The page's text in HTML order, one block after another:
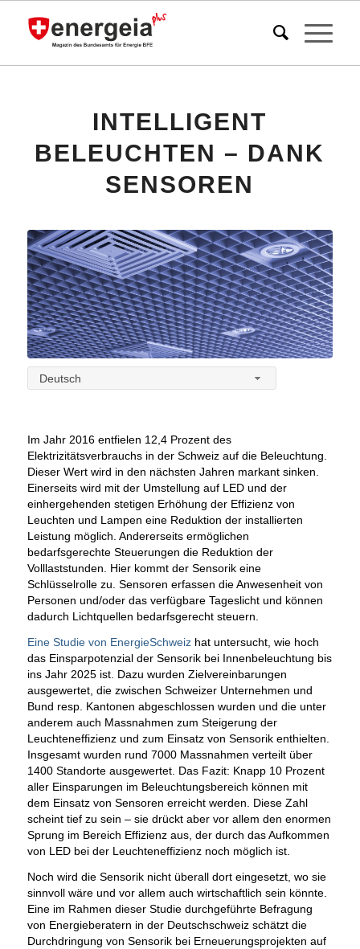
INTELLIGENT
BELEUCHTEN – DANK
SENSOREN
Deutsch
Im Jahr 2016 entfielen 12,4 Prozent des
Elektrizitätsverbrauchs in der Schweiz auf die Beleuchtung.
Dieser Wert wird in den nächsten Jahren markant sinken.
Einerseits wird mit der Umstellung auf LED und der
einhergehenden stetigen Erhöhung der Effizienz von
Leuchten und Lampen eine Reduktion der installierten
Leistung möglich. Andererseits ermöglichen
bedarfsgerechte Steuerungen die Reduktion der
Volllaststunden. Hier kommt der Sensorik eine
Schlüsselrolle zu. Sensoren erfassen die Anwesenheit von
Personen und/oder das verfügbare Tageslicht und können
dadurch Lichtquellen bedarfsgerecht steuern.
Eine Studie von EnergieSchweizhat untersucht, wie hoch
das Einsparpotenzial der Sensorik bei Innenbeleuchtung bis
ins Jahr 2025 ist. Dazu wurden Zielvereinbarungen
ausgewertet, die zwischen Schweizer Unternehmen und
Bund resp. Kantonen abgeschlossen wurden und die unter
anderem auch Massnahmen zum Steigerung der
Leuchteneffizienz und zum Einsatz von Sensorik enthielten.
Insgesamt wurden rund 7000 Massnahmen verteilt über
1400 Standorte ausgewertet. Das Fazit: Knapp 10 Prozent
aller Einsparungen im Beleuchtungsbereich können mit
dem Einsatz von Sensoren erreicht werden. Diese Zahl
scheint tief zu sein – sie drückt aber vor allem den enormen
Sprung im Bereich Effizienz aus, der durch das Aufkommen
von LED bei der Leuchteneffizienz noch möglich ist.
Noch wird die Sensorik nicht überall dort eingesetzt, wo sie
sinnvoll wäre und vor allem auch wirtschaftlich sein könnte.
Eine im Rahmen dieser Studie durchgeführte Befragung
von Energieberatern in der Deutschschweiz schätzt die
Durchdringung von Sensorik bei Erneuerungsprojekten auf